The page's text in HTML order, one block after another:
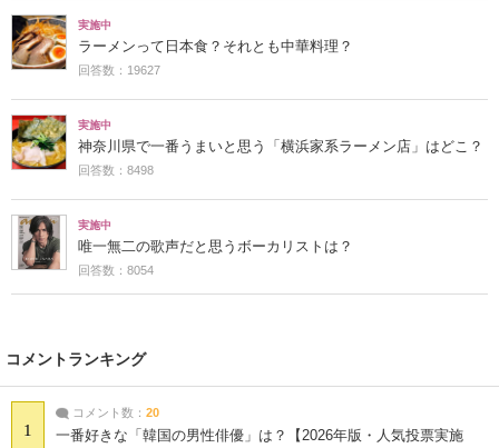
実施中
ラーメンって日本食？それとも中華料理？
回答数：19627
実施中
神奈川県で一番うまいと思う「横浜家系ラーメン店」はどこ？
回答数：8498
実施中
唯一無二の歌声だと思うボーカリストは？
回答数：8054
コメントランキング
1
コメント数： 20
一番好きな「韓国の男性俳優」は？【2026年版・人気投票実施